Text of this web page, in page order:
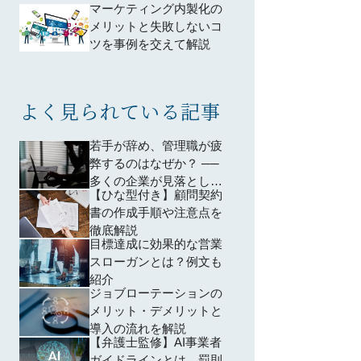
マーケティング内製化の
メリットと失敗しないコ
ツを事例を交えて解説
よく見られている記事
若手が辞め、管理職が疲
弊するのはなぜか？ ──
多くの企業が見落として
いる「育成設計」の問題
【ひな型付き】顧問契約
書の作成手順や注意点を
徹底解説
目標達成に効果的な営業
スローガンとは？例文も
紹介
ジョブローテーションの
メリット・デメリットと
導入の流れを解説
【弁護士監修】AI事業者